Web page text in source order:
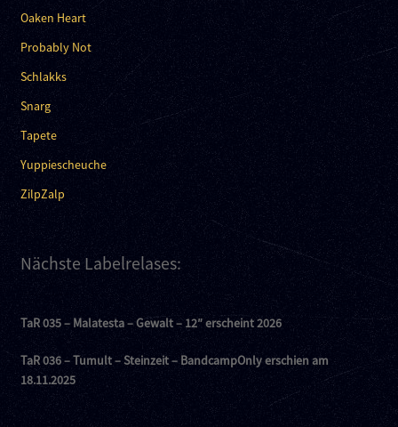
Oaken Heart
Probably Not
Schlakks
Snarg
Tapete
Yuppiescheuche
ZilpZalp
Nächste Labelrelases:
TaR 035 – Malatesta – Gewalt – 12″ erscheint 2026
TaR 036 – Tumult – Steinzeit – BandcampOnly erschien am
18.11.2025